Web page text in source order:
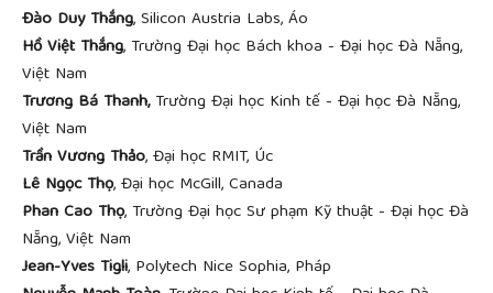
Đào Duy Thắng, Silicon Austria Labs, Áo
Hồ Việt Thắng, Trường Đại học Bách khoa - Đại học Đà Nẵng,
Việt Nam
Trương Bá Thanh,Trường Đại học Kinh tế - Đại học Đà Nẵng,
Việt Nam
Trần Vương Thảo, Đại học RMIT, Úc
Lê Ngọc Thọ, Đại học McGill, Canada
Phan Cao Thọ, Trường Đại học Sư phạm Kỹ thuật - Đại học Đà
Nẵng, Việt Nam
Jean-Yves Tigli, Polytech Nice Sophia, Pháp